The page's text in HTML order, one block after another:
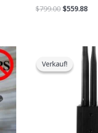
$799.00 $559.88
Verkauf!
Verkauf!Preis
war:
ist: